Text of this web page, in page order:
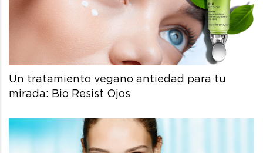
Un tratamiento vegano antiedad para tu
mirada: Bio Resist Ojos